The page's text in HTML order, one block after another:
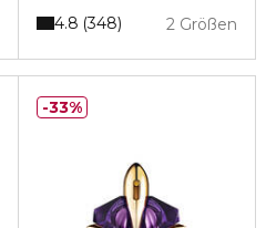
2 Größen
4.8 348
33%